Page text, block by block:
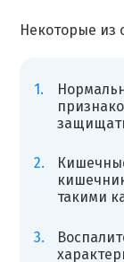
Некоторые из
такими